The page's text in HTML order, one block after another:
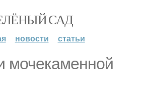
САД
новости статьи
мочекаменной